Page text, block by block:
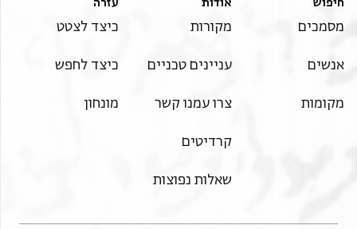
חיפוש
מסמכים
אנשים
מקומות
אודות
מקורות
עניינים טכניים
צרו עמנו קשר
קרדיטים
שאלות נפוצות
עזרה
כיצד לצטט
כיצד לחפש
מונחון